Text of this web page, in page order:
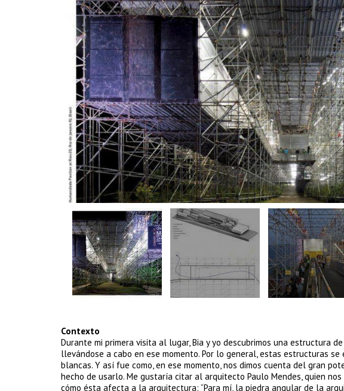
Contexto
Durante mi primera visita al lugar, Bia y yo descubrimos una estructura
llevándose a cabo en ese momento. Por lo general, estas estructuras
blancas. Y así fue como, en ese momento, nos dimos cuenta del gran
hecho de usarlo. Me gustaría citar al arquitecto Paulo Mendes, quien
cómo ésta afecta a la arquitectura: “Para mí, la piedra angular de la